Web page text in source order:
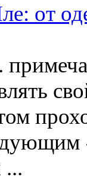
от
...